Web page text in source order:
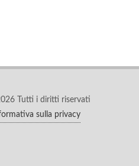
Tutti i diritti riservati
sulla privacy